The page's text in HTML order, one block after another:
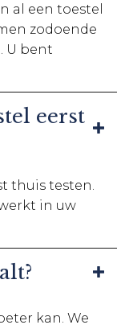
al een toestel
zodoende
U bent
eerst
thuis testen.
in uw
kan. We